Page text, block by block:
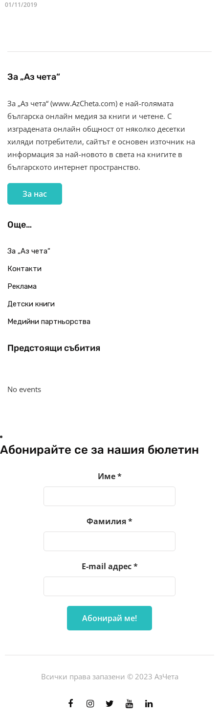
01/11/2019
За „Аз чета“
За „Аз чета“ (www.AzCheta.com) е най-голямата
българска онлайн медия за книги и четене. С
изградената онлайн общност от няколко десетки
хиляди потребители, сайтът е основен източник на
информация за най-новото в света на книгите в
българското интернет пространство.
За нас
Още…
За „Аз чета“
Контакти
Реклама
Детски книги
Медийни партньорства
Предстоящи събития
No events
Абонирайте се за нашия бюлетин
Име*
Фамилия*
E-mail адрес*
Всички права запазени © 2023 АзЧета